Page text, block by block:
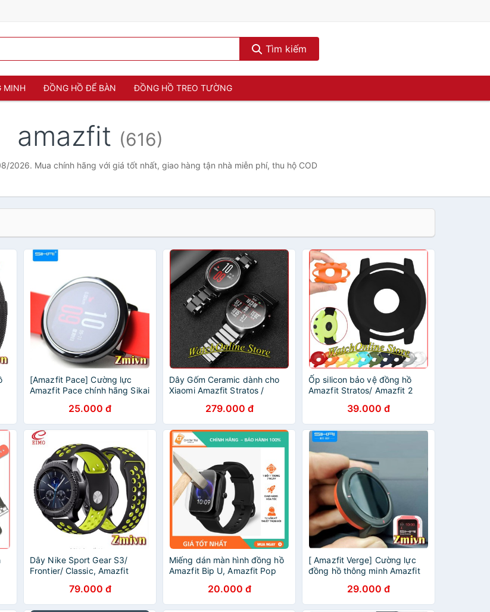
Tìm kiếm
MINH ĐỒNG HỒ ĐỂ BÀN ĐỒNG HỒ TREO TƯỜNG
amazfit (616)
2026. Mua chính hãng với giá tốt nhất, giao hàng tận nhà miễn phí, thu hộ COD
[Amazfit Pace] Cường lực
Amazfit Pace chính hãng Sikai
25.000 đ
Dây Gốm Ceramic dành cho
Xiaomi Amazfit Stratos /
279.000 đ
Ốp silicon bảo vệ đồng hồ
Amazfit Stratos/ Amazfit 2
39.000 đ
Dây Nike Sport Gear S3/
Frontier/ Classic, Amazfit
79.000 đ
Miếng dán màn hình đồng hồ
Amazfit Bip U, Amazfit Pop
20.000 đ
[ Amazfit Verge] Cường lực
đồng hồ thông minh Amazfit
29.000 đ